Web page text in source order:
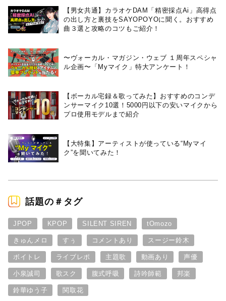
【男女共通】カラオケDAM「精密採点Ai」高得点
の出し方と裏技をSAYOPOYOに聞く。おすすめ
曲３選と攻略のコツもご紹介！
〜ヴォーカル・マガジン・ウェブ １周年スペシャ
ル企画〜「Myマイク」特大アンケート！
【ボーカル宅録＆歌ってみた】おすすめのコンデ
ンサーマイク10選！5000円以下の安いマイクから
プロ使用モデルまで紹介
【大特集】アーティストが使っている“Myマイ
ク”を聞いてみた！
話題の＃タグ
JPOP KPOP SILENT SIREN tOmozo
きゅんメロ すぅ コメントあり スージー鈴木
ボイトレ ライブレポ 主題歌 動画あり 声優
小泉誠司 歌スク 腹式呼吸 詩吟師範 邦楽
鈴華ゆう子 関取花